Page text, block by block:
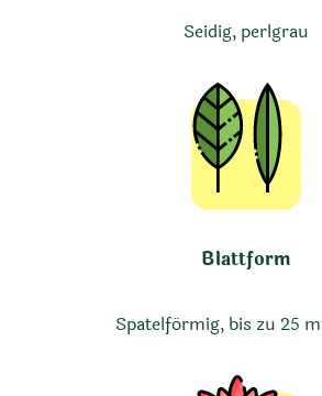
Seidig, perlgrau
Blattform
Spatelförmig, bis zu 25